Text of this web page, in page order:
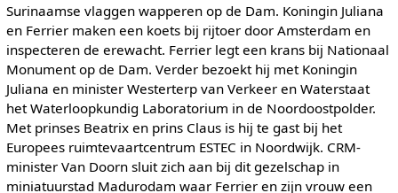
Surinaamse vlaggen wapperen op de Dam. Koningin Juliana
en Ferrier maken een koets bij rijtoer door Amsterdam en
inspecteren de erewacht. Ferrier legt een krans bij Nationaal
Monument op de Dam. Verder bezoekt hij met Koningin
Juliana en minister Westerterp van Verkeer en Waterstaat
het Waterloopkundig Laboratorium in de Noordoostpolder.
Met prinses Beatrix en prins Claus is hij te gast bij het
Europees ruimtevaartcentrum ESTEC in Noordwijk. CRM-
minister Van Doorn sluit zich aan bij dit gezelschap in
miniatuurstad Madurodam waar Ferrier en zijn vrouw een